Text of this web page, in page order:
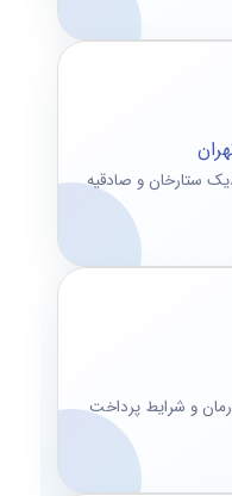
ستارخان و صادقیه
و شرایط پرداخت